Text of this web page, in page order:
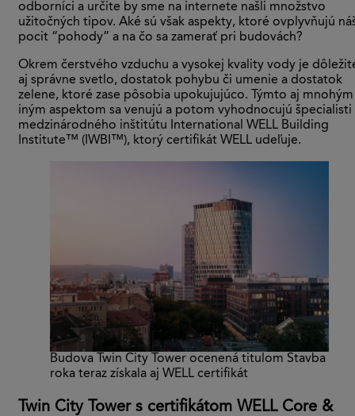
odborníci a určite by sme na internete našli množstvo
užitočných tipov. Aké sú však aspekty, ktoré ovplyvňujú
pocit “pohody” a na čo sa zamerať pri budovách?
Okrem čerstvého vzduchu a vysokej kvality vody je
aj správne svetlo, dostatok pohybu či umenie a dostatok
zelene, ktoré zase pôsobia upokujujúco. Týmto aj mnohým
iným aspektom sa venujú a potom vyhodnocujú špecialisti
medzinárodného inštitútu International WELL Building
Institute™ (IWBI™), ktorý certifikát WELL udeľuje.
Budova Twin City Tower ocenená titulom Stavba
roka teraz získala aj WELL certifikát
Twin City Tower s certifikátom WELL Core &